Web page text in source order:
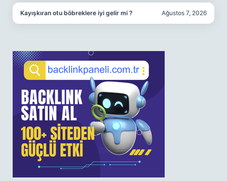
Kayışkıran otu böbreklere iyi gelir mi ? Ağustos 7, 2026